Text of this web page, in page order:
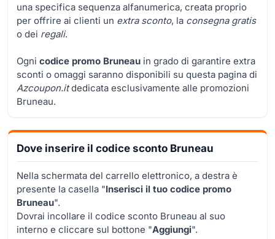
una specifica sequenza alfanumerica, creata proprio
per offrire ai clienti un extra sconto, la consegna gratis
o dei regali.
Ogni codice promo Bruneau in grado di garantire extra
sconti o omaggi saranno disponibili su questa pagina di
Azcoupon.itdedicata esclusivamente alle promozioni
Bruneau.
Dove inserire il codice sconto Bruneau
Nella schermata del carrello elettronico, a destra è
presente la casella "Inserisci il tuo codice promo
Bruneau".
Dovrai incollare il codice sconto Bruneau al suo
interno e cliccare sul bottone "Aggiungi".